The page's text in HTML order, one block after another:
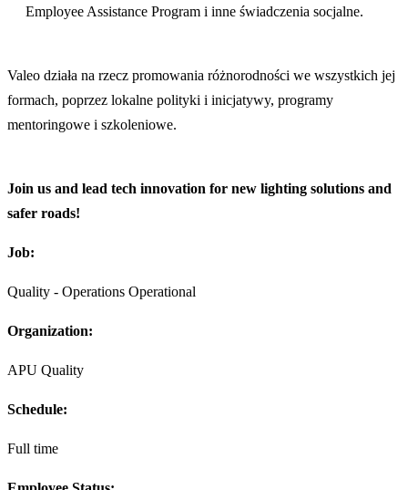
Employee Assistance Program i inne świadczenia socjalne.
Valeo działa na rzecz promowania różnorodności we wszystkich jej
formach, poprzez lokalne polityki i inicjatywy, programy
mentoringowe i szkoleniowe.
Join us and lead tech innovation for new lighting solutions and
safer roads!
Job:
Quality - Operations Operational
Organization:
APU Quality
Schedule:
Full time